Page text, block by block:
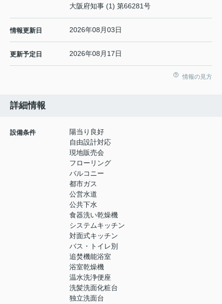
大阪府知事 (1) 第66281号
情報更新日 2026年08月03日
更新予定日 2026年08月17日
情報の見方
詳細情報
設備条件
陽当り良好
自由設計対応
現地販売会
フローリング
バルコニー
都市ガス
公営水道
公共下水
食器洗い乾燥機
システムキッチン
対面式キッチン
バス・トイレ別
追焚機能浴室
浴室乾燥機
温水洗浄便座
洗髪洗面化粧台
独立洗面台